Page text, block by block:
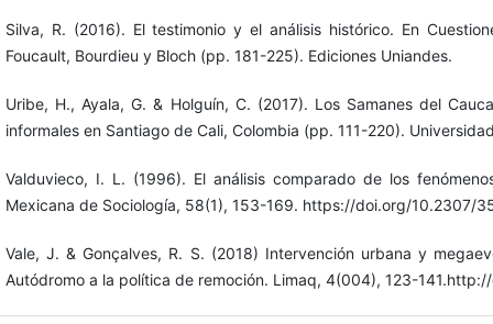
Silva, R. (2016). El testimonio y el análisis histórico. En
Foucault, Bourdieu y Bloch (pp. 181-225). Ediciones Uniandes.
Uribe, H., Ayala, G. & Holguín, C. (2017). Los Samanes del
informales en Santiago de Cali, Colombia (pp. 111-220).
Valduvieco, I. L. (1996). El análisis comparado de los
Mexicana de Sociología, 58(1), 153-169. https://doi.org/10.2307/
Vale, J. & Gonçalves, R. S. (2018) Intervención urbana y
Autódromo a la política de remoción. Limaq, 4(004), 123-